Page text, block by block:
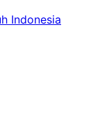
Indonesia